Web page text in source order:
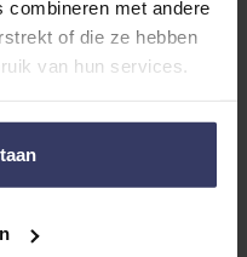
combineren met andere
of die ze hebben
van hun services.